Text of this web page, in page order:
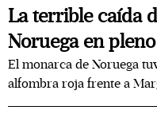
La terrible caída
Noruega en
El monarca de Noruega
alfombra roja frente a